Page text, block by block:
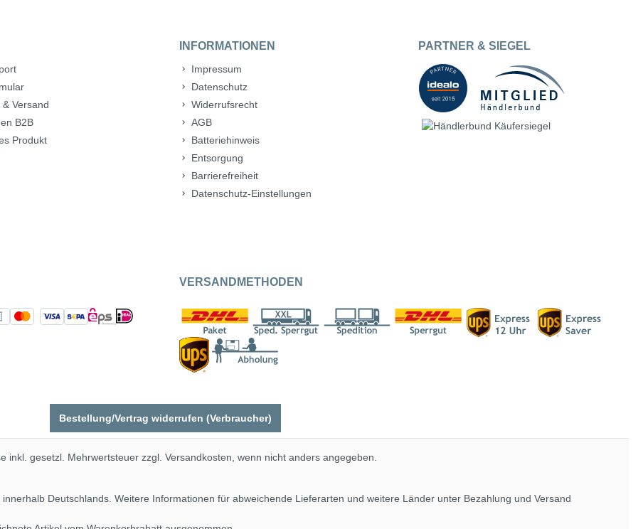
Versand
B2B
Produkt
INFORMATIONEN
Impressum
Datenschutz
Widerrufsrecht
AGB
Batteriehinweis
Entsorgung
Barrierefreiheit
Datenschutz-Einstellungen
PARTNER & SIEGEL
VERSANDMETHODEN
Bestellung/Vertrag widerrufen (Verbraucher)
inkl. gesetzl. Mehrwertsteuer zzgl. Versandkosten , wenn nicht anders angegeben.
Deutschlands. Weitere Informationen für abweichende Lieferarten und weitere Länder unter Bezahlung und Versand